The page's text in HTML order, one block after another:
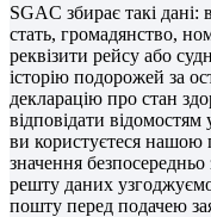
SGAC збирає такі
стать, громадянство,
реквізити рейсу або
історію подорожей за
декларацію про стан
відповідати
ви користуєтеся
значення безпосередньо
решту даних
пошту перед подачею